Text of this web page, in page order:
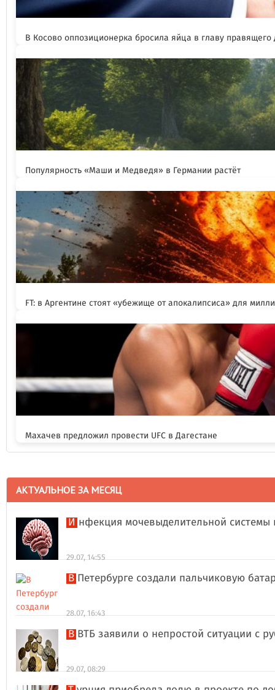
В Косово оппозиционерка бросила яйца в главу
Популярность «Маши и Медведя» в Германии растёт
FT: в Аргентине стоят «убежище от апокалипсиса» для
Махачев предложил провести UFC в Дагестане
АКТУАЛЬНОЕ ЗА МЕСЯЦ
Инфекция мочевыделительной
29.07, 14:55
В Петербурге создали пальчиковую
28.07, 16:43
В ВТБ заявили о непростой ситуации с
29.07, 08:29